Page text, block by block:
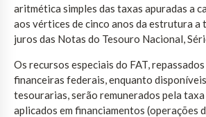
aritmética simples das taxas apuradas a
aos vértices de cinco anos da estrutura a
juros das Notas do Tesouro Nacional,
Os recursos especiais do FAT,
financeiras federais, enquanto disponíveis
tesourarias, serão remunerados pela taxa
aplicados em financiamentos (operações